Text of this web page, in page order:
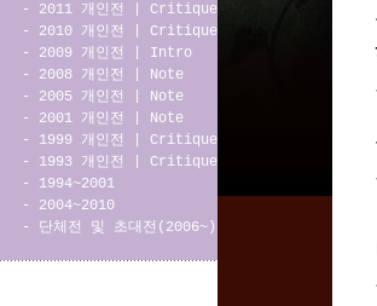
-
2011 개인전
Critique
-
2010 개인전
Critique
-
2009 개인전
Intro
-
2008 개인전
Note
-
2005 개인전
Note
-
2001 개인전
Note
-
1999 개인전
Critique
-
1993 개인전
Critique
-
1994~2001
-
2004~2010
-
단체전 및 초대전(2006~)